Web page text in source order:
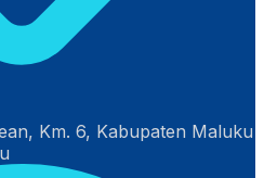
Km. 6, Kabupaten Maluku